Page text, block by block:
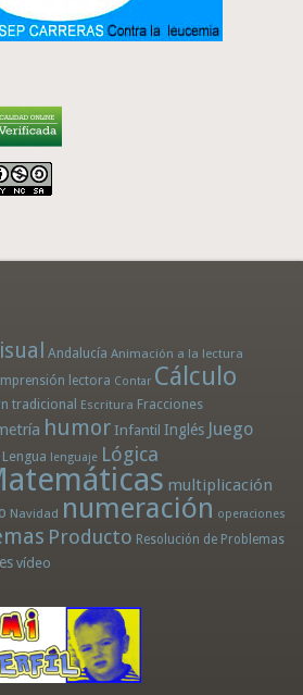
Andalucía Animación a la lectura
lectora Contar Cálculo
tradicional Escritura Fracciones
humor Infantil Inglés Juego
Lengua lenguaje Lógica
multiplicación
Navidad numeración operaciones
Producto Resolución de Problemas
vídeo